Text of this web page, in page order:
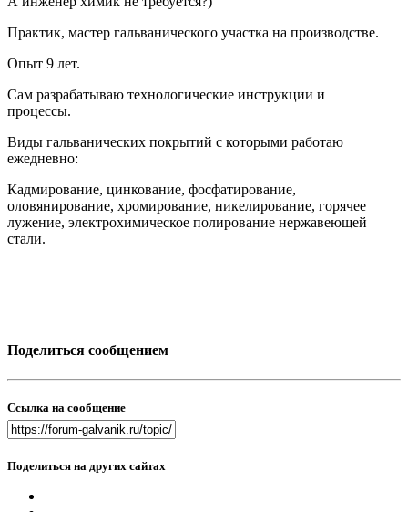
Практик, мастер гальванического участка на производстве.
Опыт 9 лет.
Сам разрабатываю технологические инструкции и
процессы.
Виды гальванических покрытий с которыми работаю
ежедневно:
Кадмирование, цинкование, фосфатирование,
оловянирование, хромирование, никелирование, горячее
лужение, электрохимическое полирование нержавеющей
стали.
Поделиться сообщением
Ссылка на сообщение
Поделиться на других сайтах